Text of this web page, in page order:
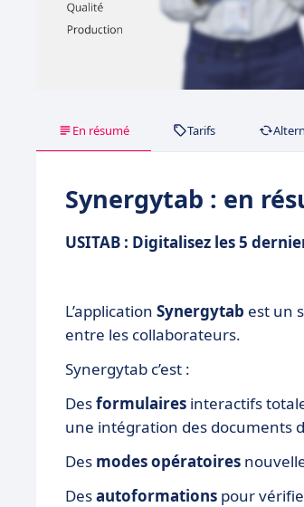
En résumé Tarifs
Synergytab : en
USITAB : Digitalisez les 5
L’application Synergytab est un
entre les collaborateurs.
Synergytab c’est :
Desformulaires interactifs
une intégration des documents
Des modes opératoires
Desautoformations pour